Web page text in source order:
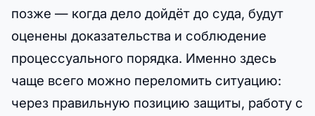
позже — когда дело дойдёт до суда, будут
оценены доказательства и соблюдение
процессуального порядка. Именно здесь
чаще всего можно переломить ситуацию:
через правильную позицию защиты, работу с